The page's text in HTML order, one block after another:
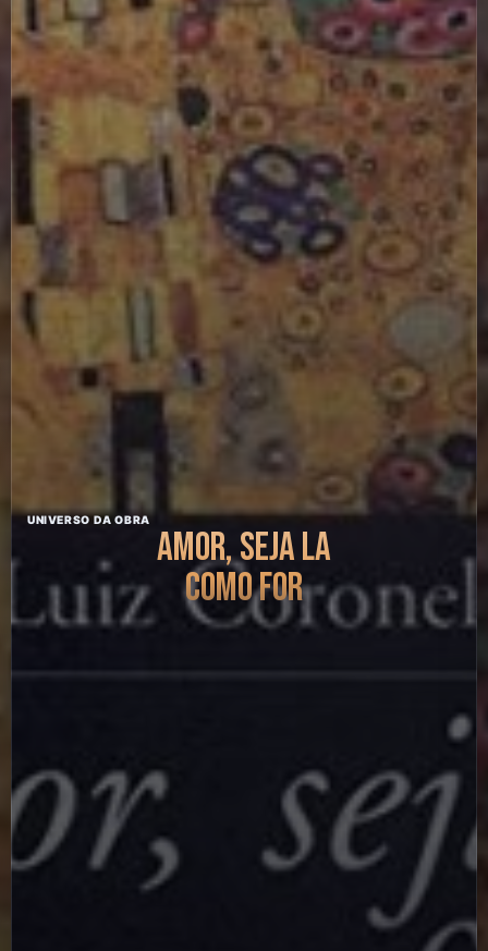
UNIVERSO DA OBRA
AMOR, SEJA LA
COMO FOR